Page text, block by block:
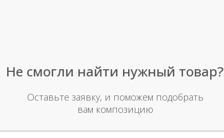
Не смогли найти нужный товар?
Оставьте заявку, и поможем подобрать
вам композицию